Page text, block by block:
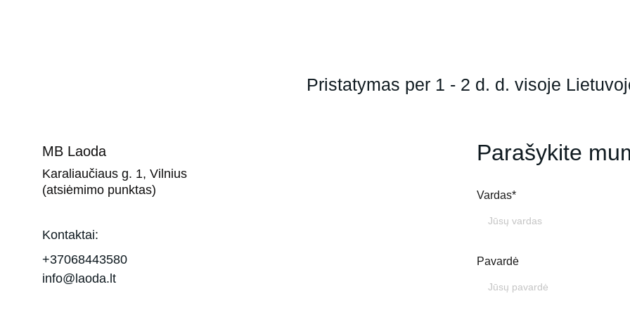
Parašykite
Vardas*
Pavardė
MB Laoda
Karaliaučiaus g. 1, Vilnius
(atsiėmimo punktas)
Kontaktai:
+37068443580
info@laoda.lt
Pristatymas per 1 - 2 d. d. visoje